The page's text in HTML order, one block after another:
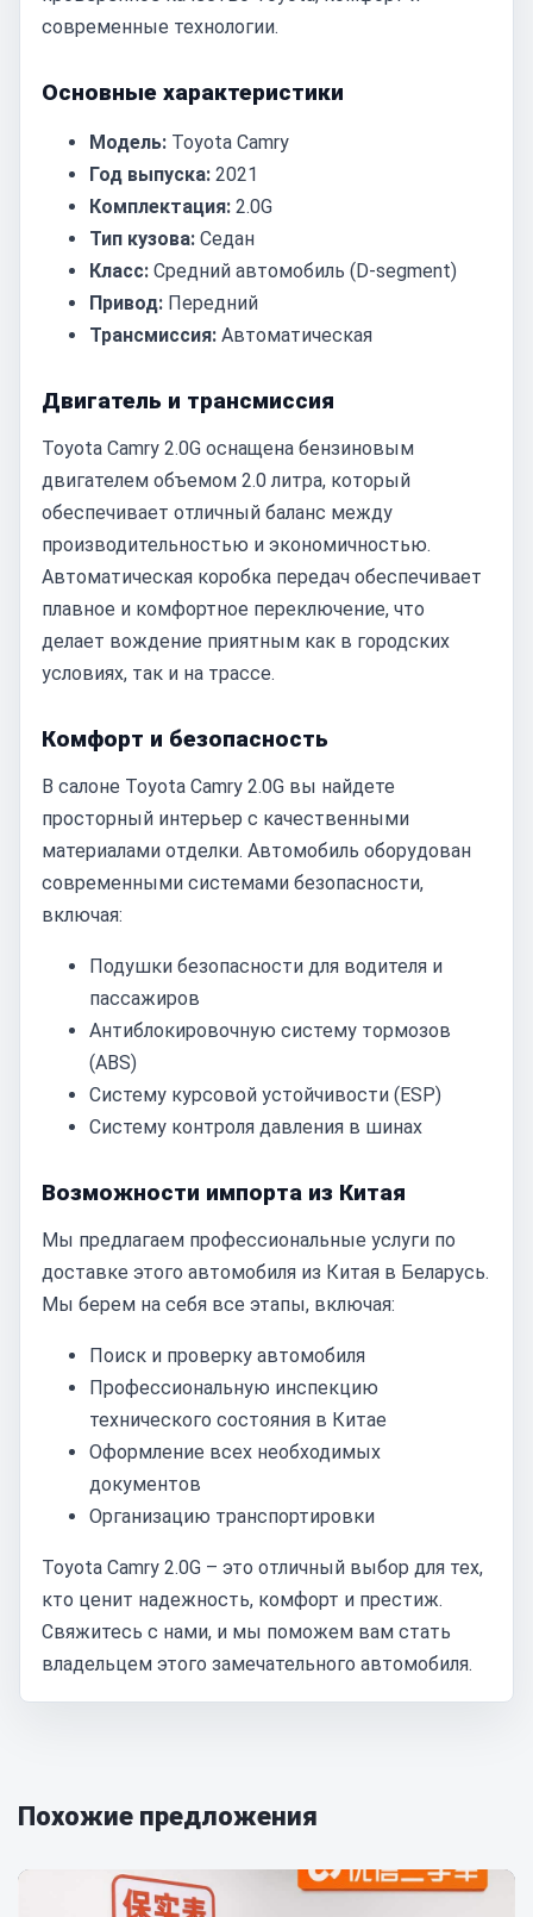
современные технологии.
Основные характеристики
Модель: Toyota Camry
Год выпуска: 2021
Комплектация: 2.0G
Тип кузова: Седан
Класс: Средний автомобиль (D-segment)
Привод: Передний
Трансмиссия: Автоматическая
Двигатель и трансмиссия
Toyota Camry 2.0G оснащена бензиновым
двигателем объемом 2.0 литра, который
обеспечивает отличный баланс между
производительностью и экономичностью.
Автоматическая коробка передач обеспечивает
плавное и комфортное переключение, что
делает вождение приятным как в городских
условиях, так и на трассе.
Комфорт и безопасность
В салоне Toyota Camry 2.0G вы найдете
просторный интерьер с качественными
материалами отделки. Автомобиль оборудован
современными системами безопасности,
включая:
Подушки безопасности для водителя и
пассажиров
Антиблокировочную систему тормозов
(ABS)
Систему курсовой устойчивости (ESP)
Систему контроля давления в шинах
Возможности импорта из Китая
Мы предлагаем профессиональные услуги по
доставке этого автомобиля из Китая в Беларусь.
Мы берем на себя все этапы, включая:
Поиск и проверку автомобиля
Профессиональную инспекцию
технического состояния в Китае
Оформление всех необходимых
документов
Организацию транспортировки
Toyota Camry 2.0G – это отличный выбор для тех,
кто ценит надежность, комфорт и престиж.
Свяжитесь с нами, и мы поможем вам стать
владельцем этого замечательного автомобиля.
Похожие предложения